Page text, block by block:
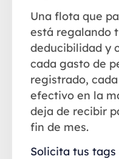
Una flota que
está regalando
deducibilidad y
cada gasto de
registrado,
efectivo en la
deja de recibir
fin de mes.
Solicita tus tags